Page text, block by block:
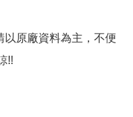
原廠資料為主，不便
!!